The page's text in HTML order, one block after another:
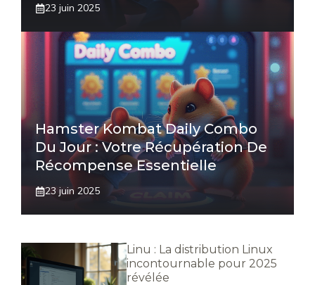
23 juin 2025
Hamster Kombat Daily Combo
Du Jour : Votre Récupération De
Récompense Essentielle
23 juin 2025
Linu : La distribution Linux
incontournable pour 2025
révélée